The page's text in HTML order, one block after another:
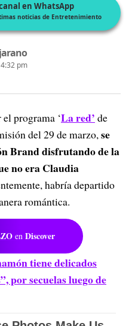
en WhatsApp
noticias de Entretenimiento
pm
programa ‘La red’ de
del 29 de marzo,se
Brand disfrutando de la
no era Claudia
habría departido
romántica.
en Discover
tiene delicados
por secuelas luego de